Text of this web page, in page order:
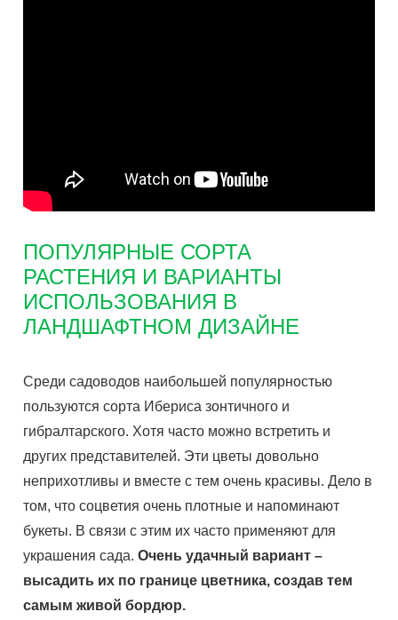
ПОПУЛЯРНЫЕ СОРТА
РАСТЕНИЯ И ВАРИАНТЫ
ИСПОЛЬЗОВАНИЯ В
ЛАНДШАФТНОМ ДИЗАЙНЕ
Среди садоводов наибольшей популярностью
пользуются сорта Ибериса зонтичного и
гибралтарского. Хотя часто можно встретить и
других представителей. Эти цветы довольно
неприхотливы и вместе с тем очень красивы. Дело в
том, что соцветия очень плотные и напоминают
букеты. В связи с этим их часто применяют для
украшения сада.Очень удачный вариант –
высадить их по границе цветника, создав тем
самым живой бордюр.